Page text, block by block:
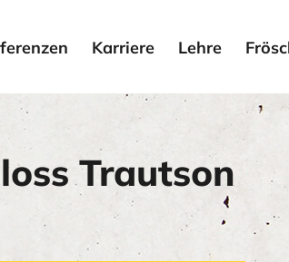
Karriere Lehre
Trautson